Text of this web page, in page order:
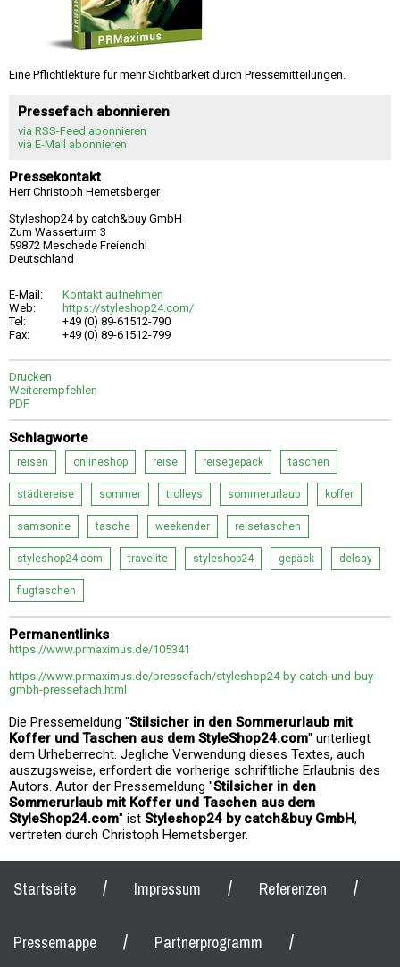
Eine Pflichtlektüre für mehr Sichtbarkeit durch Pressemitteilungen.
Pressefach abonnieren
via RSS-Feed abonnieren
via E-Mail abonnieren
Pressekontakt
Herr Christoph Hemetsberger
Styleshop24 by catch&buy GmbH
Zum Wasserturm 3
59872 Meschede Freienohl
Deutschland
E-Mail:
Kontakt aufnehmen
Web:
https://styleshop24.com/
Tel:
+49 (0) 89-61512-790
Fax:
+49 (0) 89-61512-799
Drucken
Weiterempfehlen
PDF
Schlagworte
reisen onlineshop reise reisegepäck taschen
städtereise sommer trolleys sommerurlaub koffer
samsonite tasche weekender reisetaschen
styleshop24.com travelite styleshop24 gepäck delsay
flugtaschen
Permanentlinks
https://www.prmaximus.de/105341
https://www.prmaximus.de/pressefach/styleshop24-by-catch-und-buy-
gmbh-pressefach.html
Die Pressemeldung "Stilsicher in den Sommerurlaub mit
Koffer und Taschen aus dem StyleShop24.com" unterliegt
dem Urheberrecht. Jegliche Verwendung dieses Textes, auch
auszugsweise, erfordert die vorherige schriftliche Erlaubnis des
Autors. Autor der Pressemeldung "Stilsicher in den
Sommerurlaub mit Koffer und Taschen aus dem
StyleShop24.com" ist Styleshop24 by catch&buy GmbH,
vertreten durch Christoph Hemetsberger.
Startseite / Impressum / Referenzen /
Pressemappe / Partnerprogramm /